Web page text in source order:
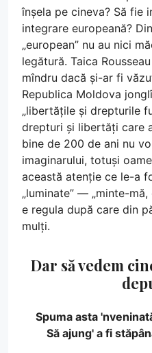
înșela pe cineva? Să fie
integrare europeană?
„european” nu au nici
legătură. Taica
mîndru dacă și-ar fi
Republica Moldova
„libertățile și drepturile
drepturi și libertăți care
bine de 200 de ani nu
imaginarului, totuși
această atenție ce le-a
„luminate” — „minte-
e regula după care din
mulți.
Dar să vedem
Spuma asta
Să ajung' a fi